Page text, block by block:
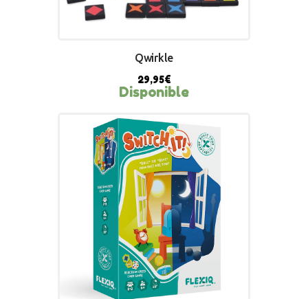
BUY NOW
Qwirkle
29,95€
Disponible